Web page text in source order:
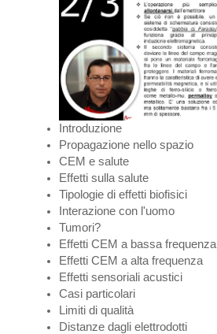
Introduzione
Propagazione nello spazio
CEM e salute
Effetti sulla salute
Tipologie di effetti biofisici
Interazione con l'uomo
Tumori?
Effetti CEM a bassa frequenza
Effetti CEM a alta frequenza
Effetti sensoriali acustici
Casi particolari
Limiti di qualità
Distanze dagli elettrodotti